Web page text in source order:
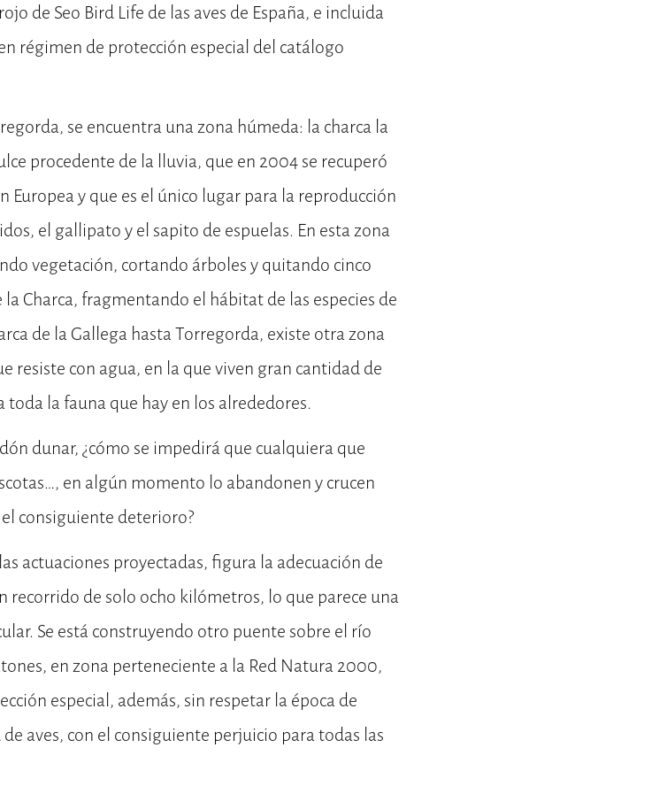
de Seo Bird Life de las aves de España, e incluida
régimen de protección especial del catálogo
se encuentra una zona húmeda: la charca la
procedente de la lluvia, que en 2004 se recuperó
Europea y que es el único lugar para la reproducción
el gallipato y el sapito de espuelas. En esta zona
vegetación, cortando árboles y quitando cinco
Charca, fragmentando el hábitat de las especies de
de la Gallega hasta Torregorda, existe otra zona
resiste con agua, en la que viven gran cantidad de
la fauna que hay en los alrededores.
dunar, ¿cómo se impedirá que cualquiera que
en algún momento lo abandonen y crucen
consiguiente deterioro?
actuaciones proyectadas, figura la adecuación de
recorrido de solo ocho kilómetros, lo que parece una
Se está construyendo otro puente sobre el río
en zona perteneciente a la Red Natura 2000,
especial, además, sin respetar la época de
aves, con el consiguiente perjuicio para todas las